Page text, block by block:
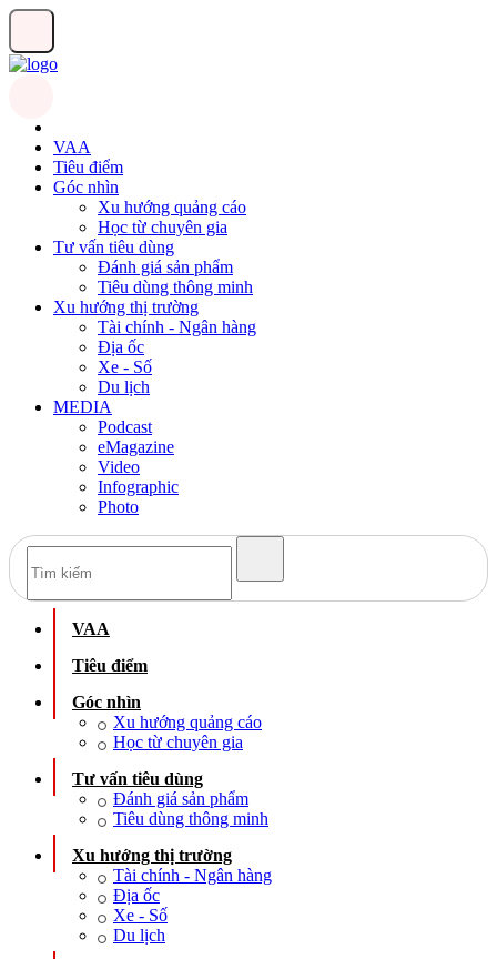
VAA
Tiêu điểm
Góc nhìn
Xu hướng quảng cáo
Học từ chuyên gia
Tư vấn tiêu dùng
Đánh giá sản phẩm
Tiêu dùng thông minh
Xu hướng thị trường
Tài chính - Ngân hàng
Địa ốc
Xe - Số
Du lịch
MEDIA
Podcast
eMagazine
Video
Infographic
Photo
VAA
Tiêu điểm
Góc nhìn
Xu hướng quảng cáo
Học từ chuyên gia
Tư vấn tiêu dùng
Đánh giá sản phẩm
Tiêu dùng thông minh
Xu hướng thị trường
Tài chính - Ngân hàng
Địa ốc
Xe - Số
Du lịch